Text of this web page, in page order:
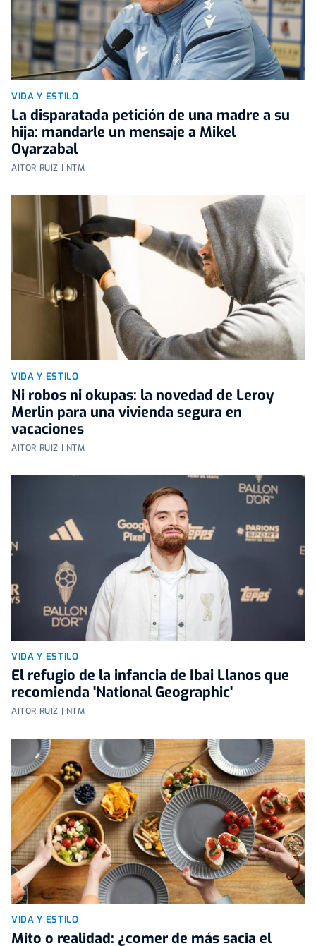
VIDA Y ESTILO
La disparatada petición de una madre a su
hija: mandarle un mensaje a Mikel
Oyarzabal
AITOR RUIZ | NTM
VIDA Y ESTILO
Ni robos ni okupas: la novedad de Leroy
Merlin para una vivienda segura en
vacaciones
AITOR RUIZ | NTM
VIDA Y ESTILO
El refugio de la infancia de Ibai Llanos que
recomienda 'National Geographic'
AITOR RUIZ | NTM
VIDA Y ESTILO
Mito o realidad: ¿comer de más sacia el